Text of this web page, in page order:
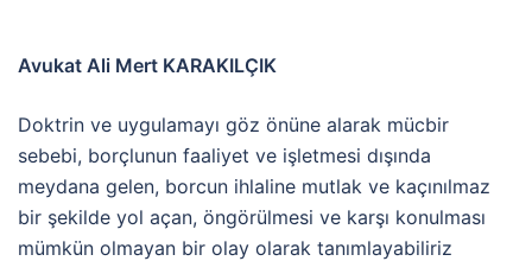
Avukat Ali Mert KARAKILÇIK
Doktrin ve uygulamayı göz önüne alarak mücbir
sebebi, borçlunun faaliyet ve işletmesi dışında
meydana gelen, borcun ihlaline mutlak ve kaçınılmaz
bir şekilde yol açan, öngörülmesi ve karşı konulması
mümkün olmayan bir olay olarak tanımlayabiliriz